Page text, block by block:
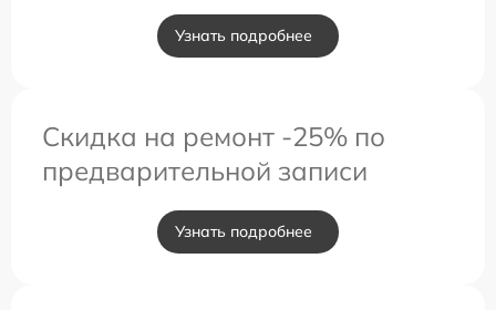
Узнать подробнее
Скидка на ремонт -25% по
предварительной записи
Узнать подробнее